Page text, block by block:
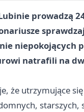
prowadzą
natrafili na
że utrzymujące